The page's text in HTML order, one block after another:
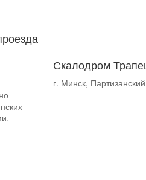
Скалодром
г. Минск,